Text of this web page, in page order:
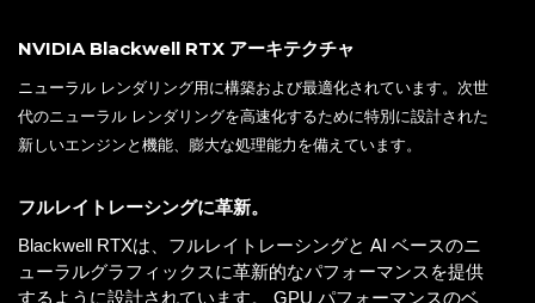
NVIDIA Blackwell RTX アーキテクチャ
ニューラル レンダリング用に構築および最適化されています。次世
代のニューラル レンダリングを高速化するために特別に設計された
新しいエンジンと機能、膨大な処理能力を備えています。
フルレイトレーシングに革新。
Blackwell RTXは、フルレイトレーシングと AI ベースのニ
ューラルグラフィックスに革新的なパフォーマンスを提供
するように設計されています。 GPU パフォーマンスのベ